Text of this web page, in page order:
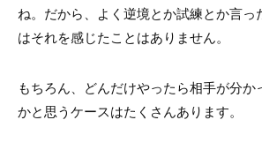
ね。だから、よく逆境とか試練とか言っ
はそれを感じたことはありません。
もちろん、どんだけやったら相手が分か
かと思うケースはたくさんあります。